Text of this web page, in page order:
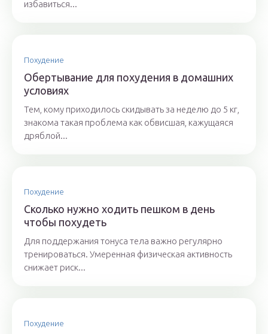
избавиться...
Похудение
Обертывание для похудения в домашних
условиях
Тем, кому приходилось скидывать за неделю до 5 кг,
знакома такая проблема как обвисшая, кажущаяся
дряблой...
Похудение
Сколько нужно ходить пешком в день
чтобы похудеть
Для поддержания тонуса тела важно регулярно
тренироваться. Умеренная физическая активность
снижает риск...
Похудение